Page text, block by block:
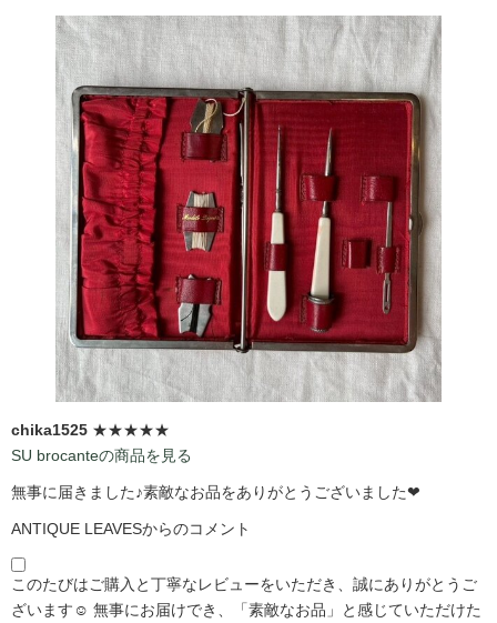
chika1525 ★★★★★
SU brocanteの商品を見る
無事に届きました♪素敵なお品をありがとうございました❤
ANTIQUE LEAVESからのコメント
このたびはご購入と丁寧なレビューをいただき、誠にありがとうご
ざいます☺️ 無事にお届けでき、「素敵なお品」と感じていただけた